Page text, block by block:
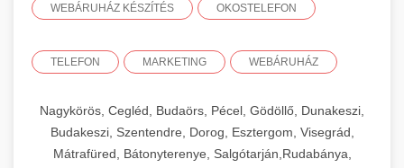
WEBÁRUHÁZ KÉSZÍTÉS OKOSTELEFON
TELEFON MARKETING WEBÁRUHÁZ
Nagykörös, Cegléd, Budaörs, Pécel, Gödöllő, Dunakeszi,
Budakeszi, Szentendre, Dorog, Esztergom, Visegrád,
Mátrafüred, Bátonyterenye, Salgótarján,Rudabánya,